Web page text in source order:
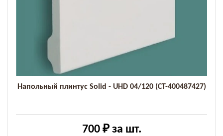
Напольный плинтус Solid - UHD 04/120 (СТ-400487427)
700 ₽за шт.